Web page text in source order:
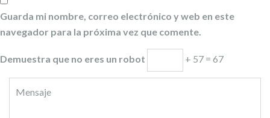
Guarda mi nombre, correo electrónico y web en este
navegador para la próxima vez que comente.
Demuestra que no eres un robot + 57 = 67